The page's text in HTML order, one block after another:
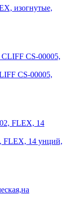
изогнутые,
CS-00005,
FLEX, 14 унций,